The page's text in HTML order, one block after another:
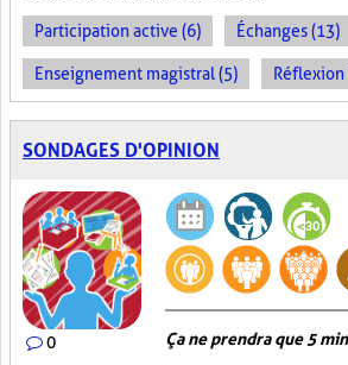
Participation active (6) Échanges (13)
Enseignement magistral (5)
SONDAGES D'OPINION
0 Ça ne prendra que 5